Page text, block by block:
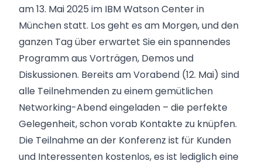
am 13. Mai 2025 im IBM Watson Center in
München statt. Los geht es am Morgen, und den
ganzen Tag über erwartet Sie ein spannendes
Programm aus Vorträgen, Demos und
Diskussionen. Bereits am Vorabend (12. Mai) sind
alle Teilnehmenden zu einem gemütlichen
Networking-Abend eingeladen – die perfekte
Gelegenheit, schon vorab Kontakte zu knüpfen.
Die Teilnahme an der Konferenz ist für Kunden
und Interessenten kostenlos, es ist lediglich eine